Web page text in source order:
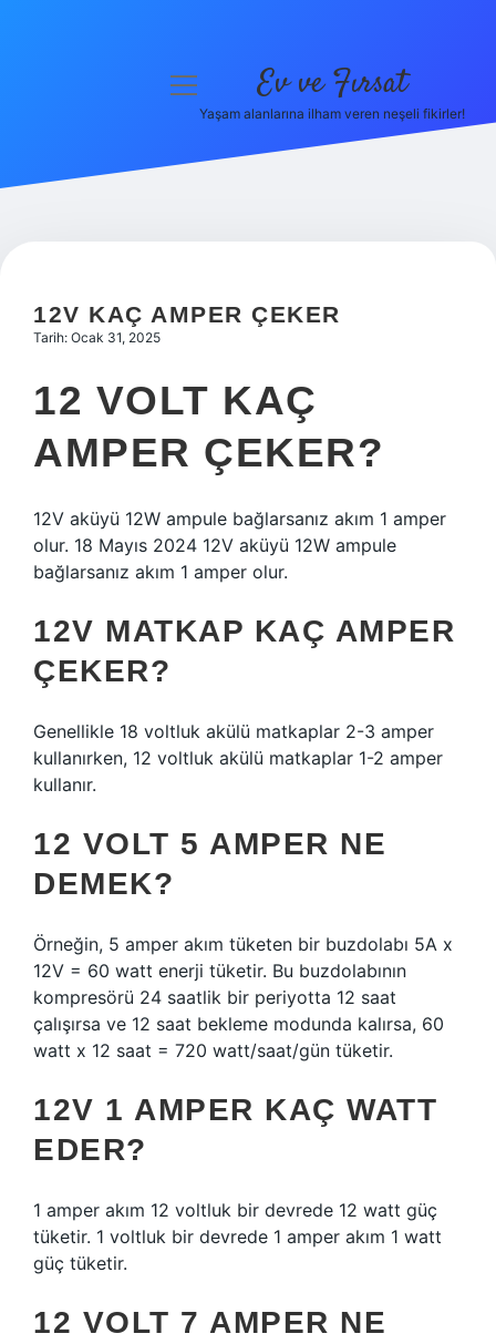
Hakkımızda
menüyü
Ev ve Fırsat
Yaşam alanlarına ilham veren neşeli fikirler!
12V KAÇ AMPER ÇEKER
Tarih: Ocak 31, 2025
12 VOLT KAÇ
AMPER ÇEKER?
12V aküyü 12W ampule bağlarsanız akım 1 amper
olur. 18 Mayıs 2024 12V aküyü 12W ampule
bağlarsanız akım 1 amper olur.
12V MATKAP KAÇ AMPER
ÇEKER?
Genellikle 18 voltluk akülü matkaplar 2-3 amper
kullanırken, 12 voltluk akülü matkaplar 1-2 amper
kullanır.
12 VOLT 5 AMPER NE
DEMEK?
Örneğin, 5 amper akım tüketen bir buzdolabı 5A x
12V = 60 watt enerji tüketir. Bu buzdolabının
kompresörü 24 saatlik bir periyotta 12 saat
çalışırsa ve 12 saat bekleme modunda kalırsa, 60
watt x 12 saat = 720 watt/saat/gün tüketir.
12V 1 AMPER KAÇ WATT
EDER?
1 amper akım 12 voltluk bir devrede 12 watt güç
tüketir. 1 voltluk bir devrede 1 amper akım 1 watt
güç tüketir.
12 VOLT 7 AMPER NE